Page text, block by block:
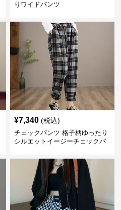
りワイドパンツ
¥7,340 (税込)
チェックパンツ 格子柄ゆったり
シルエットイージーチェックパ